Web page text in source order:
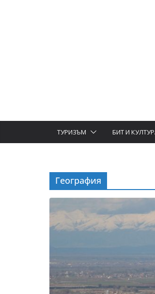
ТУРИЗЪМ БИТ И
География